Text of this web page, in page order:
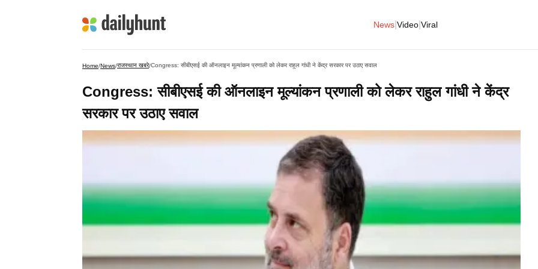
News Video Viral
Home/News/राजस्थान खबरे/Congress: सीबीएसई की ऑनलाइन मूल्यांकन प्रणाली को लेकर राहुल गांधी ने केंद्र सरकार पर उठाए सवाल
Congress: सीबीएसई की ऑनलाइन मूल्यांकन प्रणाली को लेकर राहुल गांधी ने केंद्र
सरकार पर उठाए सवाल